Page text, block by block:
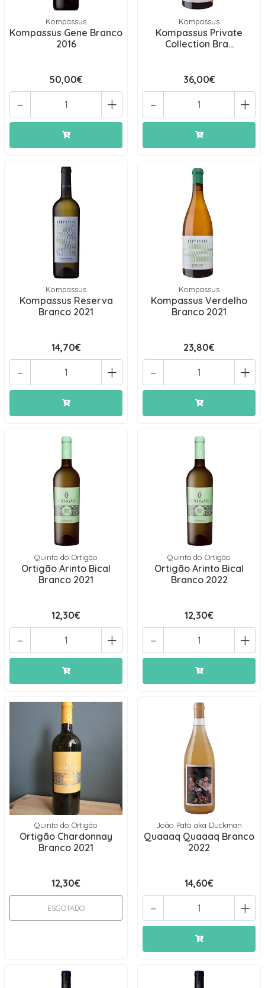
Kompassus
Kompassus Gene Branco
2016
50,00€
+
-
Kompassus
Kompassus Private
Collection Bra...
36,00€
+
-
Kompassus
Kompassus Reserva
Branco 2021
14,70€
+
-
Kompassus
Kompassus Verdelho
Branco 2021
23,80€
+
-
Quinta do Ortigão
Ortigão Arinto Bical
Branco 2021
12,30€
+
-
Quinta do Ortigão
Ortigão Arinto Bical
Branco 2022
12,30€
+
-
Quinta do Ortigão
Ortigão Chardonnay
Branco 2021
12,30€
ESGOTADO
João Pato aka Duckman
Quaaaq Quaaaq Branco
2022
14,60€
+
-